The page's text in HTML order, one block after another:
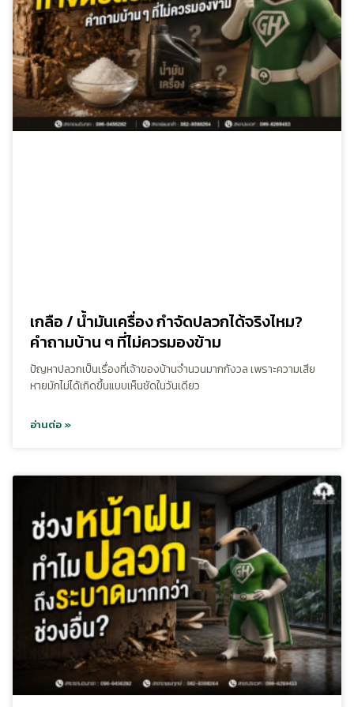
เกลือ / น้ำมันเครื่อง กำจัดปลวกได้จริงไหม?
คำถามบ้าน ๆ ที่ไม่ควรมองข้าม
ปัญหาปลวกเป็นเรื่องที่เจ้าของบ้านจำนวนมากกังวล เพราะความเสีย
หายมักไม่ได้เกิดขึ้นแบบเห็นชัดในวันเดียว
อ่านต่อ »